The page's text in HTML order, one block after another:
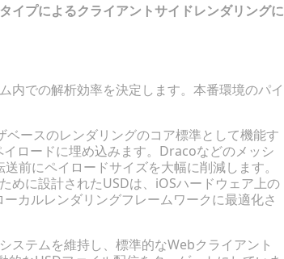
イプによるクライアントサイドレンダリングに
内での解析効率を決定します。本番環境のパイ
ースのレンダリングのコア標準として機能す
ロードに埋め込みます。Dracoなどのメッシ
前にペイロードサイズを大幅に削減します。
めに設計されたUSDは、iOSハードウェア上の
カルレンダリングフレームワークに最適化さ
ステムを維持し、標準的なWebクライアント